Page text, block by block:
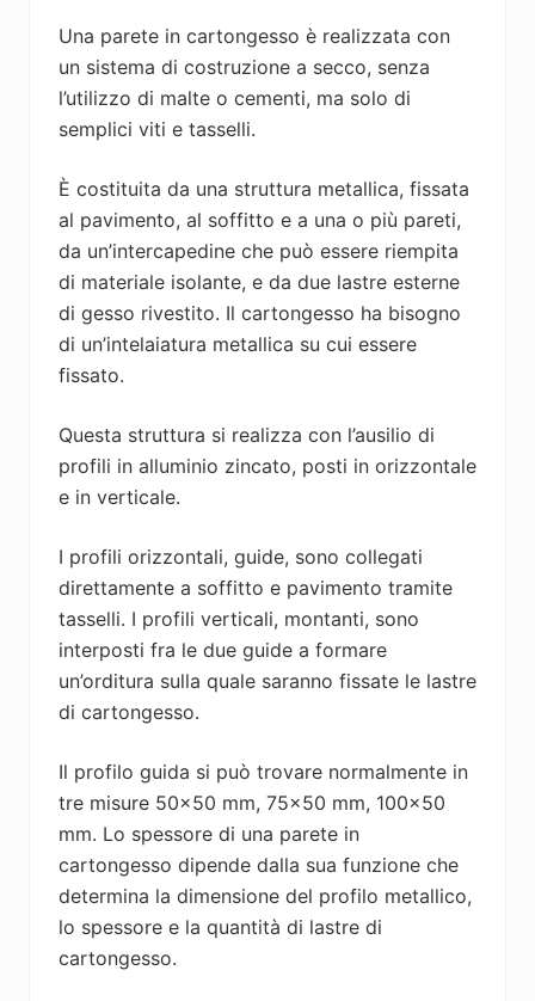
Una parete in cartongesso è realizzata con
un sistema di costruzione a secco, senza
l’utilizzo di malte o cementi, ma solo di
semplici viti e tasselli.
È costituita da una struttura metallica, fissata
al pavimento, al soffitto e a una o più pareti,
da un’intercapedine che può essere riempita
di materiale isolante, e da due lastre esterne
di gesso rivestito. Il cartongesso ha bisogno
di un’intelaiatura metallica su cui essere
fissato.
Questa struttura si realizza con l’ausilio di
profili in alluminio zincato, posti in orizzontale
e in verticale.
I profili orizzontali, guide, sono collegati
direttamente a soffitto e pavimento tramite
tasselli. I profili verticali, montanti, sono
interposti fra le due guide a formare
un’orditura sulla quale saranno fissate le lastre
di cartongesso.
Il profilo guida si può trovare normalmente in
tre misure 50×50 mm, 75×50 mm, 100×50
mm. Lo spessore di una parete in
cartongesso dipende dalla sua funzione che
determina la dimensione del profilo metallico,
lo spessore e la quantità di lastre di
cartongesso.